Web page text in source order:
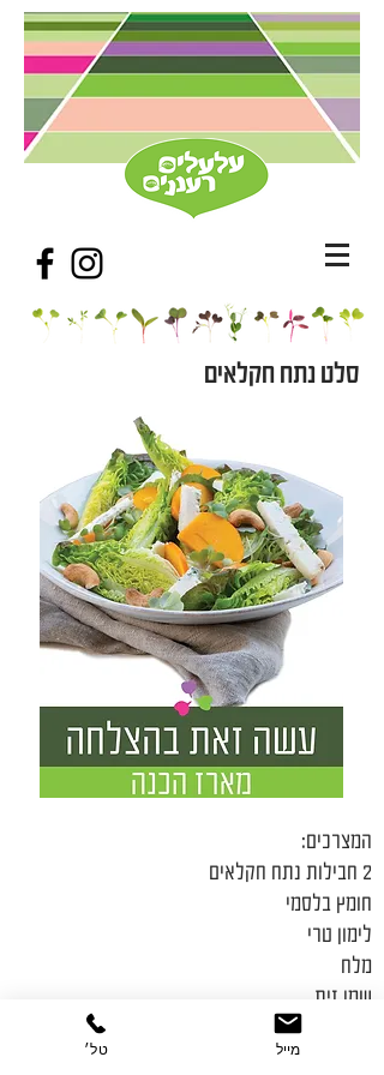
סלט‭ ‬נתח‭ ‬חקלאים
המצרכים‭:‬
2 חבילות נתח חקלאים
חומץ בלסמי
לימון טרי
מלח
שמן זית
אגוזי מלך קלויים במחבת
טל׳ מייל